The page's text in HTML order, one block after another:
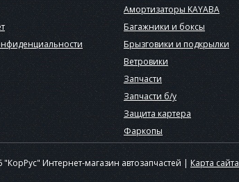
Амортизаторы KAYABA
Багажники и боксы
Брызговики и подкрылки
Ветровики
Запчасти
Запчасти б/у
Защита картера
Фаркопы
"КорРус" Интернет-магазин автозапчастей | Карта сайта